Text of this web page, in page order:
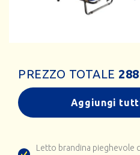
PREZZO TOTALE 288
Aggiungi
Letto brandina pieghevole